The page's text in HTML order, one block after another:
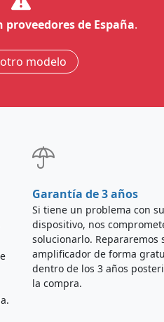
de España.
modelo
Garantía de 3 años
Si tiene un problema con su
dispositivo, nos
solucionarlo. Repararemos
amplificador de forma
dentro de los 3 años
la compra.